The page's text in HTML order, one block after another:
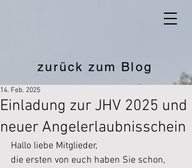
zurück zum Blog
Einladung zur JHV 2025 und
neuer Angelerlaubnisschein
14. Feb. 2025
Hallo liebe Mitglieder,
die ersten von euch haben Sie schon,